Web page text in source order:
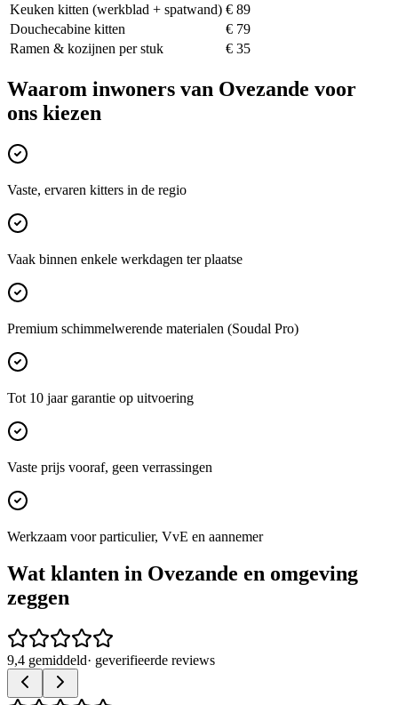
Keuken kitten (werkblad + spatwand) € 89
Douchecabine kitten
€ 79
Ramen & kozijnen per stuk
€ 35
Waarom inwoners van Ovezande voor
ons kiezen
Vaste, ervaren kitters in de regio
Vaak binnen enkele werkdagen ter plaatse
Premium schimmelwerende materialen (Soudal Pro)
Tot 10 jaar garantie op uitvoering
Vaste prijs vooraf, geen verrassingen
Werkzaam voor particulier, VvE en aannemer
Wat klanten in Ovezande en omgeving
zeggen
9,4 gemiddeld· geverifieerde reviews